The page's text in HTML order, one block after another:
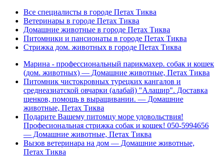
Все специалисты в городе Петах Тиква
Ветеринары в городе Петах Тиква
Домашние животные в городе Петах Тиква
Питомники и пансионаты в городе Петах Тиква
Стрижка дом. животных в городе Петах Тиква
Марина - профессиональный парикмахер. собак и кошек
(дом. животных) — Домашние животные, Петах Тиква
Питомник чистокровных турецких кангалов и
среднеазиатской овчарки (алабай) "Алашир". Доставка
щенков, помощь в выращивании. — Домашние
животные, Петах Тиква
Подарите Вашему питомцу море удовольствия!
Професиональная стрижка собак и кошек! 050-5994656
— Домашние животные, Петах Тиква
Вызов ветеринара на дом — Домашние животные,
Петах Тиква